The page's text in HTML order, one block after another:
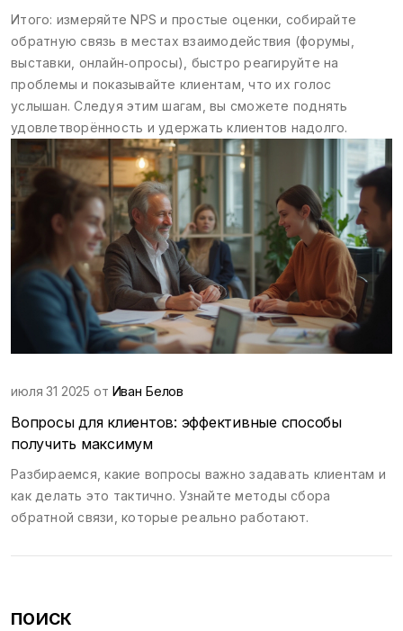
Итого: измеряйте NPS и простые оценки, собирайте
обратную связь в местах взаимодействия (форумы,
выставки, онлайн‑опросы), быстро реагируйте на
проблемы и показывайте клиентам, что их голос
услышан. Следуя этим шагам, вы сможете поднять
удовлетворённость и удержать клиентов надолго.
июля 31 2025 от Иван Белов
Вопросы для клиентов: эффективные способы
получить максимум
Разбираемся, какие вопросы важно задавать клиентам и
как делать это тактично. Узнайте методы сбора
обратной связи, которые реально работают.
ПОИСК